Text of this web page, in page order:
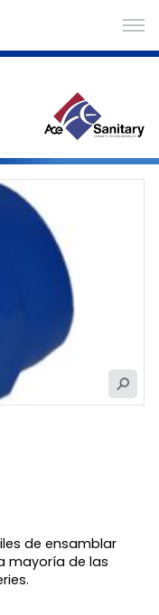
de ensamblar
mayoría de las